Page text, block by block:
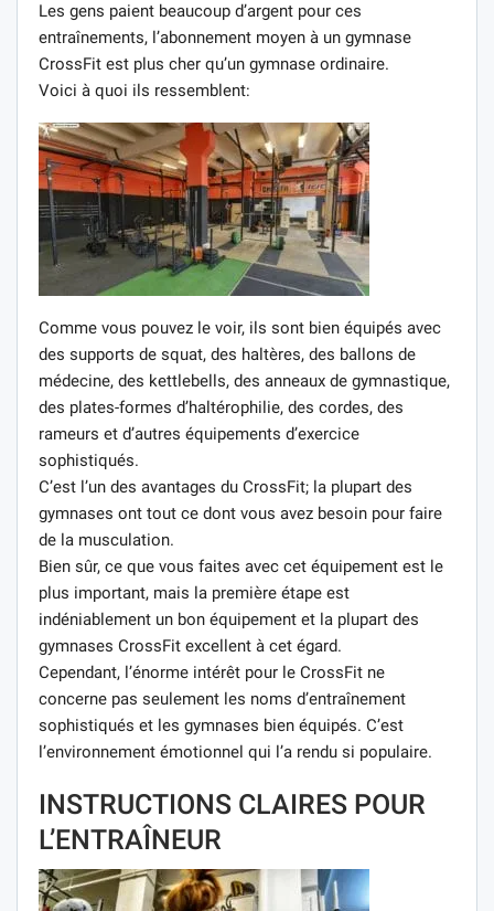
Les gens paient beaucoup d’argent pour ces
entraînements, l’abonnement moyen à un gymnase
CrossFit est plus cher qu’un gymnase ordinaire.
Voici à quoi ils ressemblent:
Comme vous pouvez le voir, ils sont bien équipés avec
des supports de squat, des haltères, des ballons de
médecine, des kettlebells, des anneaux de gymnastique,
des plates-formes d’haltérophilie, des cordes, des
rameurs et d’autres équipements d’exercice
sophistiqués.
C’est l’un des avantages du CrossFit; la plupart des
gymnases ont tout ce dont vous avez besoin pour faire
de la musculation.
Bien sûr, ce que vous faites avec cet équipement est le
plus important, mais la première étape est
indéniablement un bon équipement et la plupart des
gymnases CrossFit excellent à cet égard.
Cependant, l’énorme intérêt pour le CrossFit ne
concerne pas seulement les noms d’entraînement
sophistiqués et les gymnases bien équipés. C’est
l’environnement émotionnel qui l’a rendu si populaire.
INSTRUCTIONS CLAIRES POUR
L’ENTRAÎNEUR